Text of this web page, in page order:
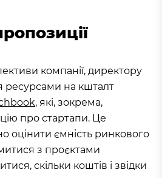
компанії, директору
ресурсами на кшталт
, які, зокрема,
про стартапи. Це
оцінити ємність ринкового
з проєктами
скільки коштів і звідки